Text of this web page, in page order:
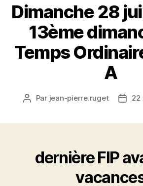
Dimanche 28
13ème
Temps
A
Auteur
Par jean-pierre.ruget
Date
22
dernière FIP